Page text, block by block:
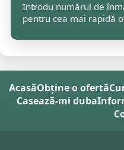
Introdu numărul de
pentru cea mai rapidă
AcasăObține o ofertă
Casează-mi duba